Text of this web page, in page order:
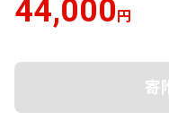
44,000 円
寄